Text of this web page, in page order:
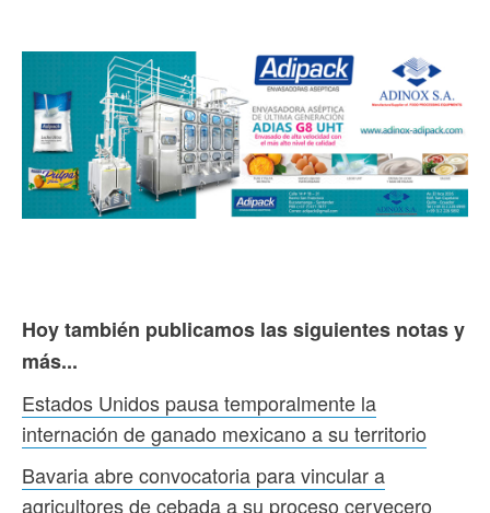
Hoy también publicamos las siguientes notas y
más...
Estados Unidos pausa temporalmente la
internación de ganado mexicano a su territorio
Bavaria abre convocatoria para vincular a
agricultores de cebada a su proceso cervecero